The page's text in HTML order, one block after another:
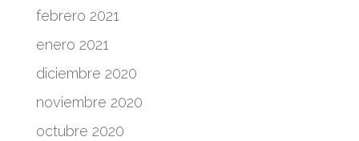
febrero 2021
enero 2021
diciembre 2020
noviembre 2020
octubre 2020